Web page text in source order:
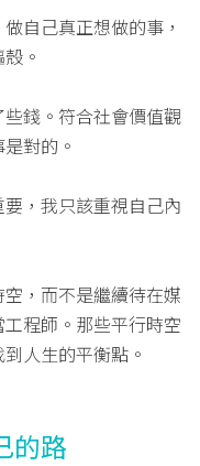
自己真正想做的事，
。
錢。符合社會價值觀
對的。
，我只該重視自己內
，而不是繼續待在媒
程師。那些平行時空
人生的平衡點。
的路